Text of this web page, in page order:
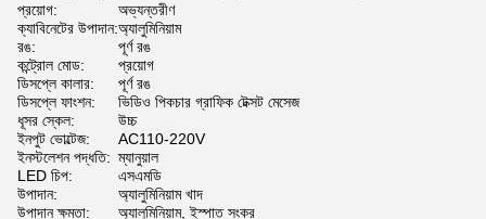
প্রয়োগ:
অভ্যন্তরীণ
ক্যাবিনেটের উপাদান:অ্যালুমিনিয়াম
রঙ:
পূর্ণ রঙ
কন্ট্রোল মোড:
প্রয়োগ
ডিসপ্লে কালার:
পূর্ণ রঙ
ডিসপ্লে ফাংশন:
ভিডিও পিকচার গ্রাফিক টেক্সট মেসেজ
ধূসর স্কেল:
উচ্চ
ইনপুট ভোল্টেজ:
AC110-220V
ইনস্টলেশন পদ্ধতি: ম্যানুয়াল
LED চিপ:
এসএমডি
উপাদান:
অ্যালুমিনিয়াম খাদ
উপাদান ক্ষমতা:
অ্যালুমিনিয়াম, ইস্পাত সংকর